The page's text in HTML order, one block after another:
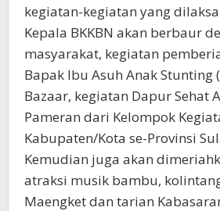
kegiatan-kegiatan yang
Kepala BKKBN akan berbaur
masyarakat, kegiatan
Bapak Ibu Asuh Anak Stunting
Bazaar, kegiatan Dapur Sehat
Pameran dari Kelompok
Kabupaten/Kota se-Provinsi
Kemudian juga akan
atraksi musik bambu,
Maengket dan tarian